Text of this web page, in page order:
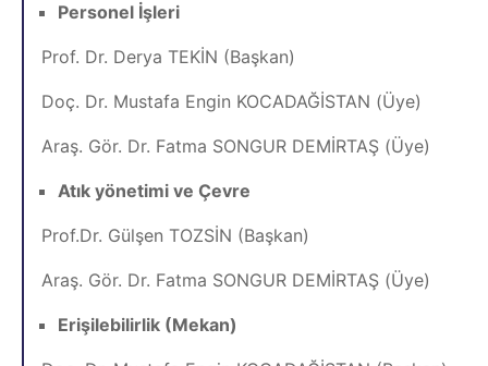
Personel İşleri
Prof. Dr. Derya TEKİN (Başkan)
Doç. Dr. Mustafa Engin KOCADAĞİSTAN (Üye)
Araş. Gör. Dr. Fatma SONGUR DEMİRTAŞ (Üye)
Atık yönetimi ve Çevre
Prof.Dr. Gülşen TOZSİN (Başkan)
Araş. Gör. Dr. Fatma SONGUR DEMİRTAŞ (Üye)
Erişilebilirlik (Mekan)